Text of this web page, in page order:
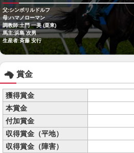
父:シンボリルドルフ
母:ハマノローマン
調教師:土門 一美 (栗東)
馬主:浜島 次男
生産者:斉藤 安行
賞金
獲得賞金
本賞金
付加賞金
収得賞金（平地）
収得賞金（障害）